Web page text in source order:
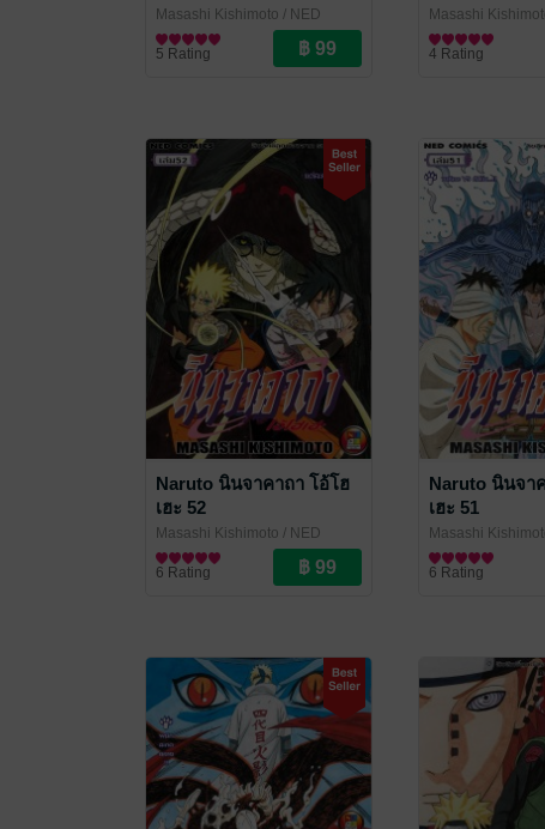
Masashi Kishimoto / NED
Comics
การ์ตูนทั่วไป
5 Rating
Masashi
Comics
การ์ตูนทั่วไป
4 Rating
Naruto นินจาคาถา โอ้โฮ
เฮะ 52
Masashi Kishimoto / NED
Comics
การ์ตูนทั่วไป
6 Rating
Naruto นินจา
เฮะ 51
Masashi
Comics
การ์ตูนทั่วไป
6 Rating